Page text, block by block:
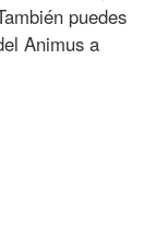
puedes
Animus a